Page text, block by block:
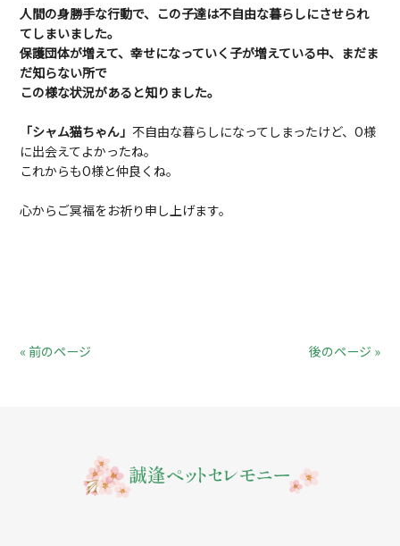
人間の身勝手な行動で、この子達は不自由な暮らしにさせられ
てしまいました。
保護団体が増えて、幸せになっていく子が増えている中、まだま
だ知らない所で
この様な状況があると知りました。
「シャム猫ちゃん」不自由な暮らしになってしまったけど、O様
に出会えてよかったね。
これからもO様と仲良くね。
心からご冥福をお祈り申し上げます。
« 前のページ 後のページ »